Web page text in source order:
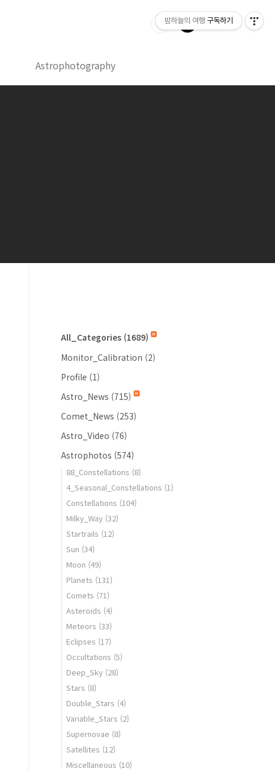
Astrophotography
All_Categories (1689)
Monitor_Calibration (2)
Profile (1)
Astro_News (715)
Comet_News (253)
Astro_Video (76)
Astrophotos (574)
88_Constellations (8)
4_Seasonal_Constellations (1)
Constellations (104)
Milky_Way (32)
Startrails (12)
Sun (34)
Moon (49)
Planets (131)
Comets (71)
Asteroids (4)
Meteors (33)
Eclipses (17)
Occultations (5)
Deep_Sky (28)
Stars (8)
Double_Stars (4)
Variable_Stars (2)
Supernovae (8)
Satellites (12)
Miscellaneous (10)
밤하늘의 여행 구독하기